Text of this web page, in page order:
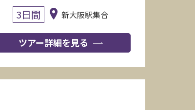
3日間 新大阪駅集合
ツアー詳細を見る